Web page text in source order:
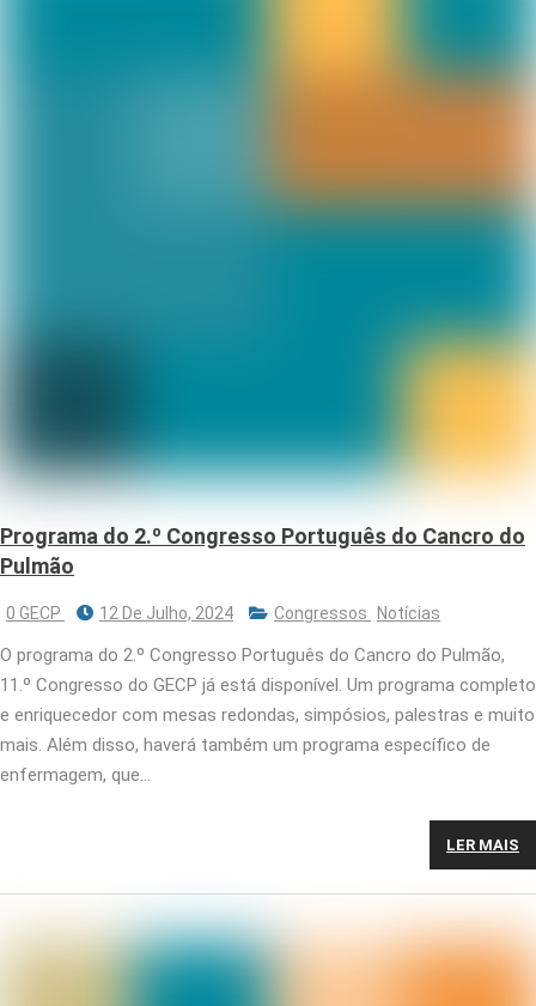
Programa do 2.º Congresso Português do Cancro do
Pulmão
0 GECP 12 De Julho, 2024 Congressos Notícias
O programa do 2.º Congresso Português do Cancro do Pulmão,
11.º Congresso do GECP já está disponível. Um programa completo
e enriquecedor com mesas redondas, simpósios, palestras e muito
mais. Além disso, haverá também um programa específico de
enfermagem, que…
LER MAIS